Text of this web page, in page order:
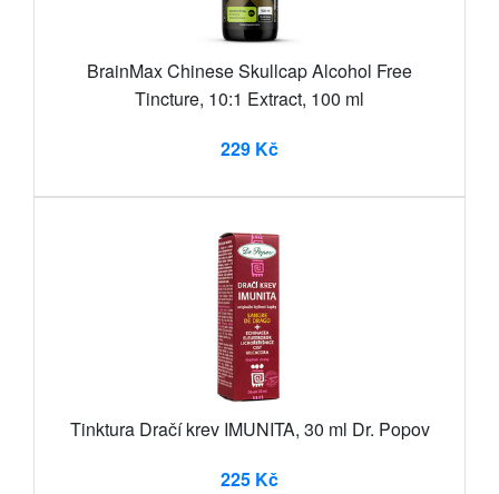
BrainMax Chinese Skullcap Alcohol Free
Tincture, 10:1 Extract, 100 ml
229 Kč
Tinktura Dračí krev IMUNITA, 30 ml Dr. Popov
225 Kč